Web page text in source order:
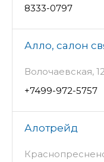
8333-0797
Алло, салон
Волочаевская,
+7499-972-5757
Алотрейд